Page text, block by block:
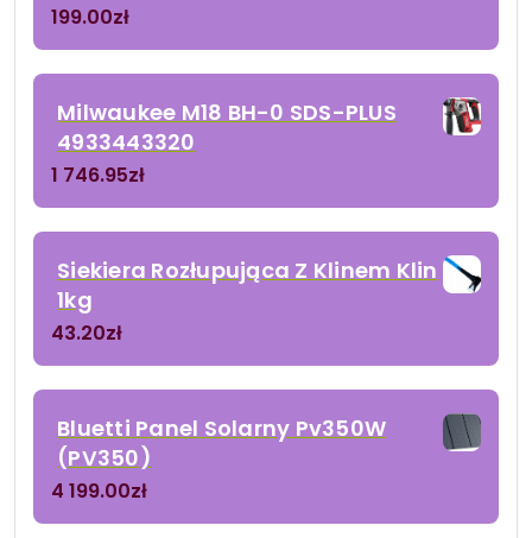
199.00zł
Milwaukee M18 BH-0 SDS-PLUS
4933443320
1 746.95zł
Siekiera Rozłupująca Z Klinem Klin
1kg
43.20zł
Bluetti Panel Solarny Pv350W
(PV350)
4 199.00zł